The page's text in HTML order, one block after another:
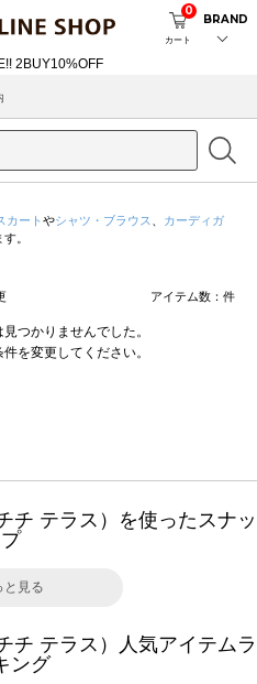
カート
0
BRAND
カート やシャツ・ブラウス
カーディガ
。
アイテム数： 件
つかりませんでした。
を変更してください。
チ テラス）を使ったスナッ
プ
と見る
チ テラス）人気アイテムラ
ング